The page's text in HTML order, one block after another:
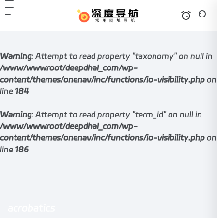
Warning: Attempt to read property "taxonomy" on null in
/www/wwwroot/deepdhai_com/wp-
content/themes/onenav/inc/functions/io-visibility.php on
line 184
Warning: Attempt to read property "term_id" on null in
/www/wwwroot/deepdhai_com/wp-
content/themes/onenav/inc/functions/io-visibility.php on
line 186